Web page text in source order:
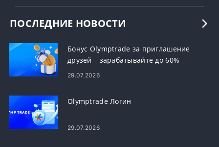
ПОСЛЕДНИЕ НОВОСТИ
Бонус Olymptrade за приглашение
друзей – зарабатывайте до 60%
комиссии за рефералов
29.07.2026
Olymptrade Логин
29.07.2026